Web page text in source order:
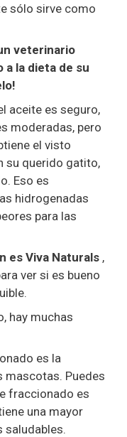
sólo sirve como
veterinario
la dieta de su
aceite es seguro,
moderadas, pero
el visto
su querido gatito,
Eso es
hidrogenadas
para las
es Viva Naturals ,
ver si es bueno
hay muchas
es la
mascotas. Puedes
fraccionado es
una mayor
saludables.